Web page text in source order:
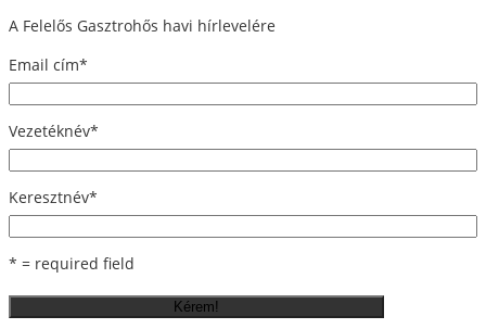
A Felelős Gasztrohős havi hírlevelére
Email cím*
Vezetéknév*
Keresztnév*
* = required field